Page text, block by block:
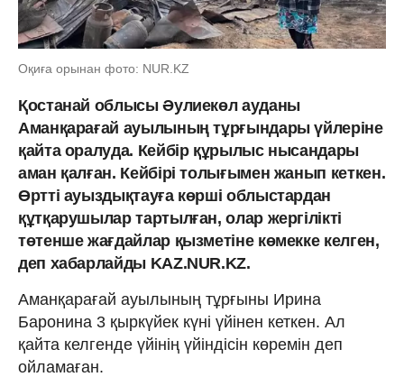
Оқиға орынан фото: NUR.KZ
Қостанай облысы Әулиекөл ауданы
Аманқарағай ауылының тұрғындары үйлеріне
қайта оралуда. Кейбір құрылыс нысандары
аман қалған. Кейбірі толығымен жанып кеткен.
Өртті ауыздықтауға көрші облыстардан
құтқарушылар тартылған, олар жергілікті
төтенше жағдайлар қызметіне көмекке келген,
деп хабарлайды KAZ.NUR.KZ.
Аманқарағай ауылының тұрғыны Ирина
Баронина 3 қыркүйек күні үйінен кеткен. Ал
қайта келгенде үйінің үйіндісін көремін деп
ойламаған.